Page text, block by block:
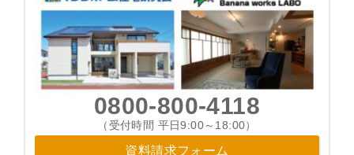
0800-800-4118
（受付時間 平日9:00～18:00）
資料請求フォーム